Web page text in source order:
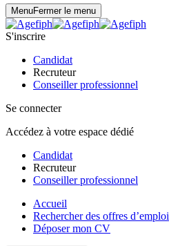
MenuFermer le menu
S'inscrire
Candidat
Recruteur
Conseiller professionnel
Se connecter
Accédez à votre espace dédié
Candidat
Recruteur
Conseiller professionnel
Accueil
Rechercher des offres d’emploi
Déposer mon CV